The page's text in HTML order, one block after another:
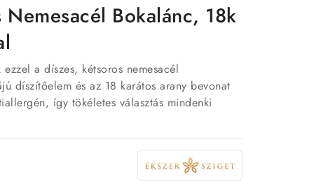
Bokalánc, 18k
a díszes, kétsoros nemesacél
díszítőelem és az 18 karátos arany bevonat
így tökéletes választás mindenki